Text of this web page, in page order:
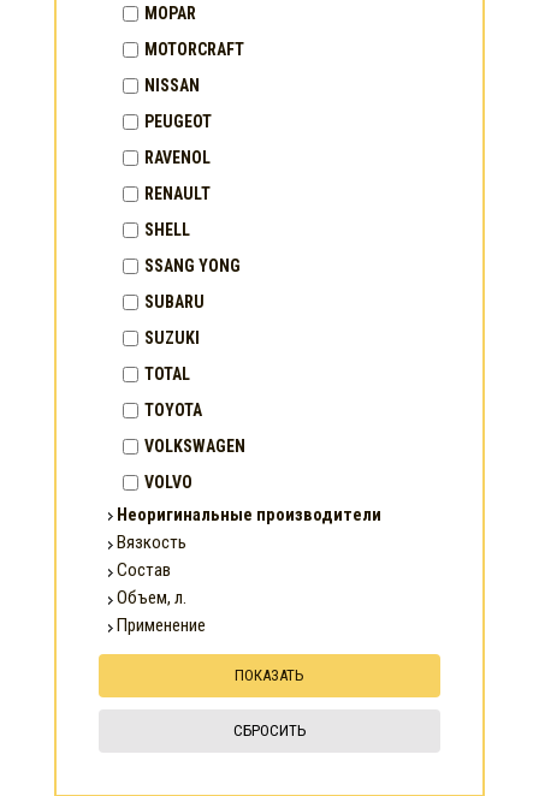
MOPAR
MOTORCRAFT
NISSAN
PEUGEOT
RAVENOL
RENAULT
SHELL
SSANG YONG
SUBARU
SUZUKI
TOTAL
TOYOTA
VOLKSWAGEN
VOLVO
Неоригинальные производители
Вязкость
Состав
Объем, л.
Применение
СБРОСИТЬ